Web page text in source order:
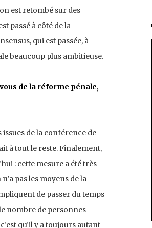
est retombé sur des
passé à côté de la
qui est passée, à
beaucoup plus ambitieuse.
de la réforme pénale,
de la conférence de
à tout le reste. Finalement,
: cette mesure a été très
pas les moyens de la
de passer du temps
nombre de personnes
qu’il y a toujours autant